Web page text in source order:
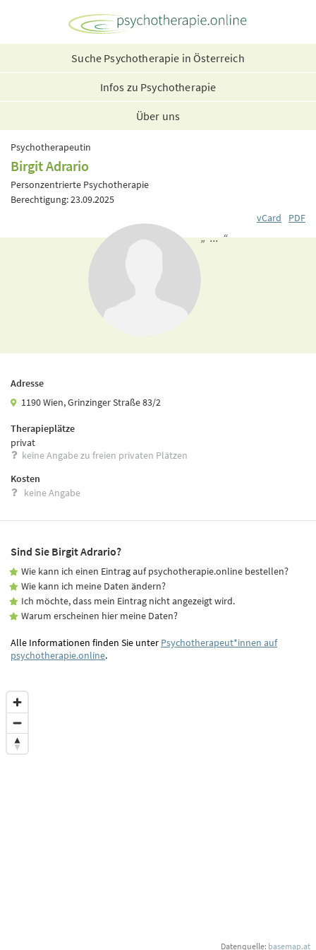
Suche Psychotherapie in Österreich
Infos zu Psychotherapie
Über uns
Psychotherapeutin
Birgit Adrario
Personzentrierte Psychotherapie
Berechtigung: 23.09.2025
vCard
PDF
„ ... “
Adresse
1190 Wien, Grinzinger Straße 83/2
Therapieplätze
privat
keine Angabe zu freien privaten Plätzen
Kosten
keine Angabe
Sind Sie Birgit Adrario?
Wie kann ich einen Eintrag auf psychotherapie.online bestellen?
Wie kann ich meine Daten ändern?
Ich möchte, dass mein Eintrag nicht angezeigt wird.
Warum erscheinen hier meine Daten?
Alle Informationen finden Sie unter Psychotherapeut*innen auf
psychotherapie.online.
Datenquelle: basemap.at